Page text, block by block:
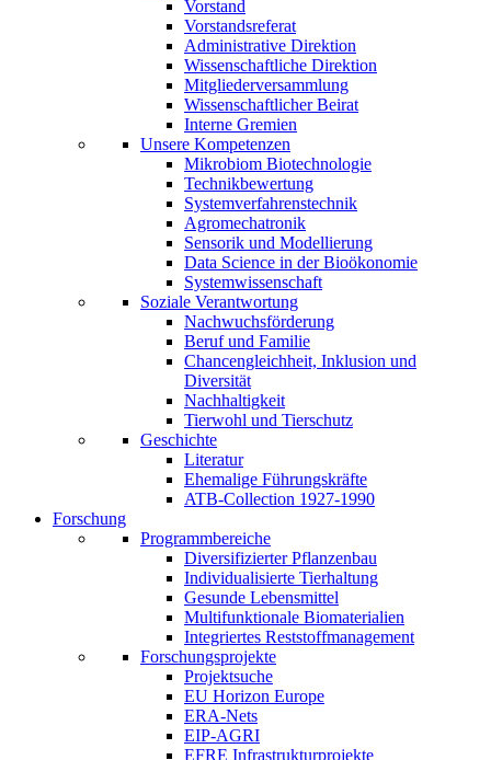
Vorstand
Vorstandsreferat
Administrative Direktion
Wissenschaftliche Direktion
Mitgliederversammlung
Wissenschaftlicher Beirat
Interne Gremien
Unsere Kompetenzen
Mikrobiom Biotechnologie
Technikbewertung
Systemverfahrenstechnik
Agromechatronik
Sensorik und Modellierung
Data Science in der Bioökonomie
Systemwissenschaft
Soziale Verantwortung
Nachwuchsförderung
Beruf und Familie
Chancengleichheit, Inklusion und
Diversität
Nachhaltigkeit
Tierwohl und Tierschutz
Geschichte
Literatur
Ehemalige Führungskräfte
ATB-Collection 1927-1990
Forschung
Programmbereiche
Diversifizierter Pflanzenbau
Individualisierte Tierhaltung
Gesunde Lebensmittel
Multifunktionale Biomaterialien
Integriertes Reststoffmanagement
Forschungsprojekte
Projektsuche
EU Horizon Europe
ERA-Nets
EIP-AGRI
EFRE Infrastrukturprojekte